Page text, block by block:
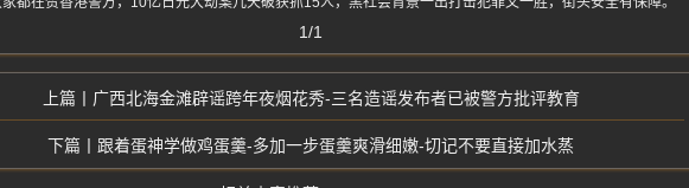
1/1
广西北海金滩辟谣跨年夜烟花秀-三名造谣发布者已被警方批评教育
跟着蛋神学做鸡蛋羹-多加一步蛋羹爽滑细嫩-切记不要直接加水蒸